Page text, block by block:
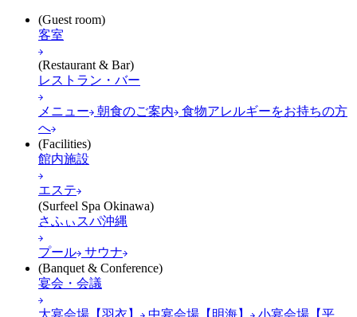
(Guest room)
客室
(Restaurant & Bar)
レストラン・バー
メニュー 朝食のご案内
食物アレルギーをお持ちの方
へ
(Facilities)
館内施設
エステ
(Surfeel Spa Okinawa)
さふぃスパ沖縄
プール サウナ
(Banquet & Conference)
宴会・会議
大宴会場【羽衣】 中宴会場【明海】
小宴会場【平